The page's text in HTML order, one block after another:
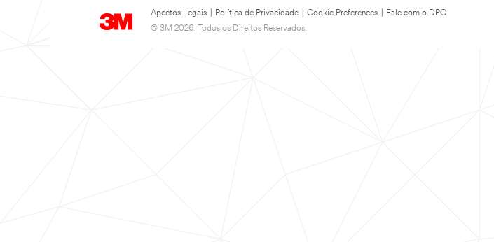
Apectos Legais Política de Privacidade Cookie Preferences
Fale com o DPO
© 3M 2026. Todos os Direitos Reservados.